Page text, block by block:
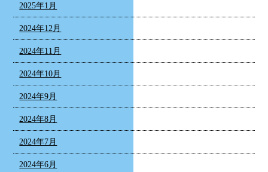
2025年1月
2024年12月
2024年11月
2024年10月
2024年9月
2024年8月
2024年7月
2024年6月